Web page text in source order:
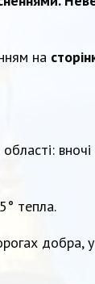
на
тепла.
добра,